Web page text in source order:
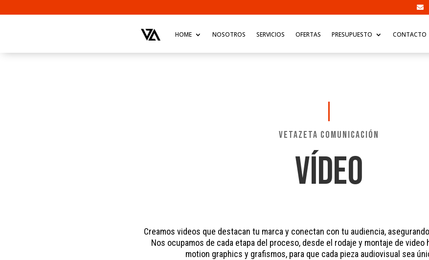

HOME NOSOTROS SERVICIOS OFERTAS PRESUPUESTO CONTACTO
VETAZETA COMUNICACIÓN
VÍDEO
Creamos videos que destacan tu marca y conectan con tu audiencia,
Nos ocupamos de cada etapa del proceso, desde el rodaje y montaje de video
motion graphics y grafismos, para que cada pieza audiovisual sea